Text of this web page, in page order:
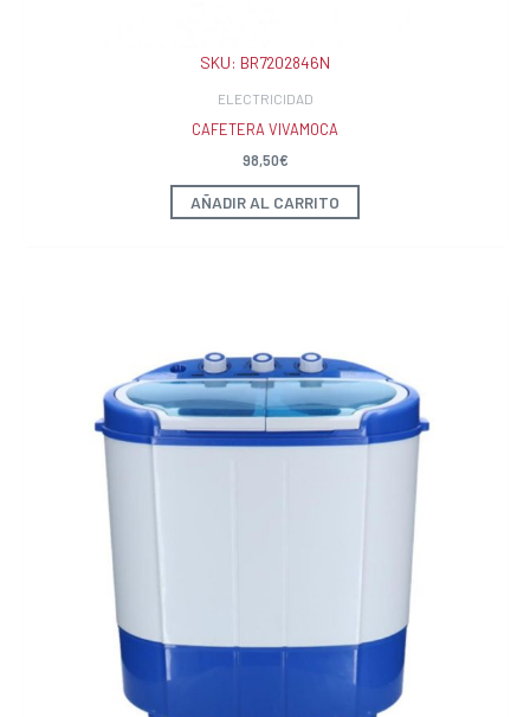
SKU: BR7202846N
ELECTRICIDAD
CAFETERA VIVAMOCA
98,50€
AÑADIR AL CARRITO